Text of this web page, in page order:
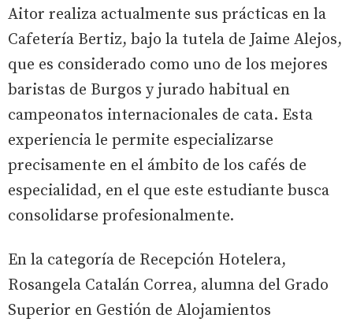
Aitor realiza actualmente sus prácticas en la
Cafetería Bertiz, bajo la tutela de Jaime Alejos,
que es considerado como uno de los mejores
baristas de Burgos y jurado habitual en
campeonatos internacionales de cata. Esta
experiencia le permite especializarse
precisamente en el ámbito de los cafés de
especialidad, en el que este estudiante busca
consolidarse profesionalmente.
En la categoría de Recepción Hotelera,
Rosangela Catalán Correa, alumna del Grado
Superior en Gestión de Alojamientos